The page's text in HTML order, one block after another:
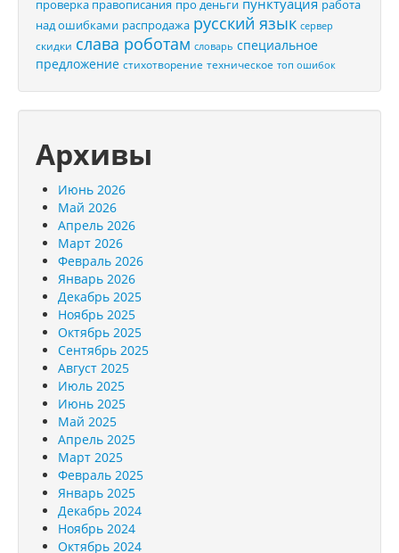
проверка правописания про деньги
работа
над ошибками распродажа русский язык сервер
скидки слава роботам словарь специальное
предложение стихотворение техническое топ ошибок
Архивы
Июнь 2026
Май 2026
Апрель 2026
Март 2026
Февраль 2026
Январь 2026
Декабрь 2025
Ноябрь 2025
Октябрь 2025
Сентябрь 2025
Август 2025
Июль 2025
Июнь 2025
Май 2025
Апрель 2025
Март 2025
Февраль 2025
Январь 2025
Декабрь 2024
Ноябрь 2024
Октябрь 2024